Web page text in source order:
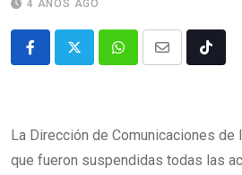
4 AÑOS AGO
La Dirección de Comunicaciones
que fueron suspendidas todas las